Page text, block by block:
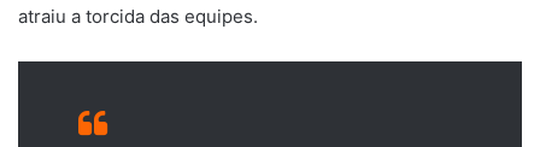
atraiu a torcida das equipes.